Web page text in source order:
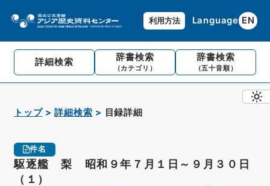
利用方法 Language EN
詳細検索 辞書検索
（カテゴリ）
辞書検索
（五十音順）
トップ 詳細検索 目録詳細
件名
駆逐艦 梨 昭和９年７月１日～９月３０日
（１）